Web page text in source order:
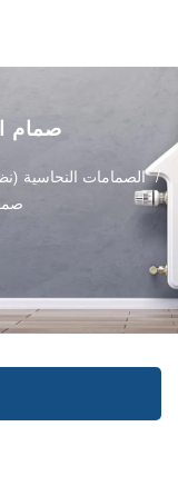
صمام
الصمامات النحاسية /